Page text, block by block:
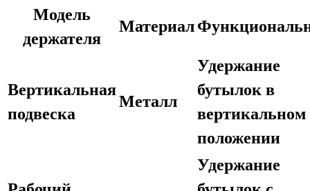
Модель
держателя
Материал
Вертикальная
подвеска
Металл
Удержание
бутылок в
вертикальном
положении
Удержание